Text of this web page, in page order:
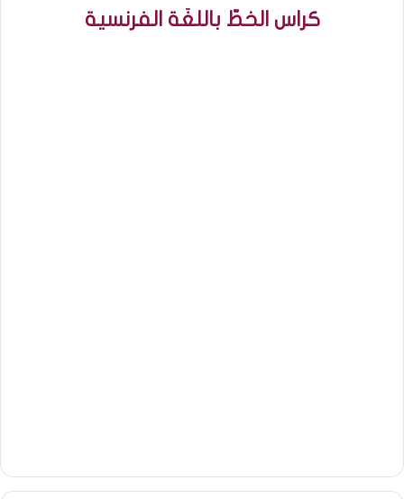
كراس الخطّ باللغَة الفرنسية